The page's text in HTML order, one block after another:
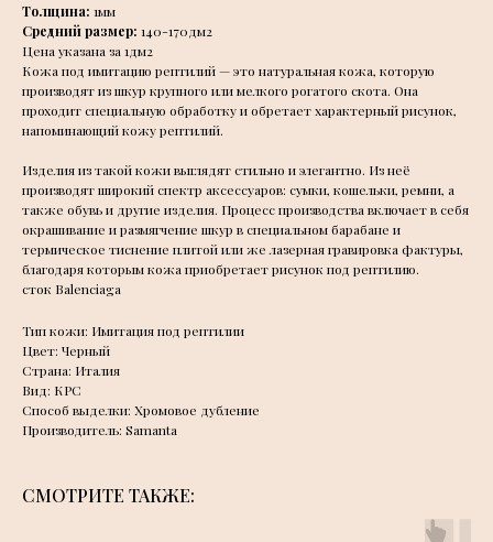
Толщина: 1мм
Средний размер: 140-170дм2
Цена указана за 1дм2
Кожа под имитацию рептилий — это натуральная кожа, которую
производят из шкур крупного или мелкого рогатого скота. Она
проходит специальную обработку и обретает характерный рисунок,
напоминающий кожу рептилий.
Изделия из такой кожи выглядят стильно и элегантно. Из неё
производят широкий спектр аксессуаров: сумки, кошельки, ремни, а
также обувь и другие изделия. Процесс производства включает в себя
окрашивание и размягчение шкур в специальном барабане и
термическое тиснение плитой или же лазерная гравировка фактуры,
благодаря которым кожа приобретает рисунок под рептилию.
сток Balenciaga
Тип кожи: Имитация под рептилии
Цвет: Черный
Страна: Италия
Вид: КРС
Способ выделки: Хромовое дубление
Производитель: Samanta
СМОТРИТЕ ТАКЖЕ: